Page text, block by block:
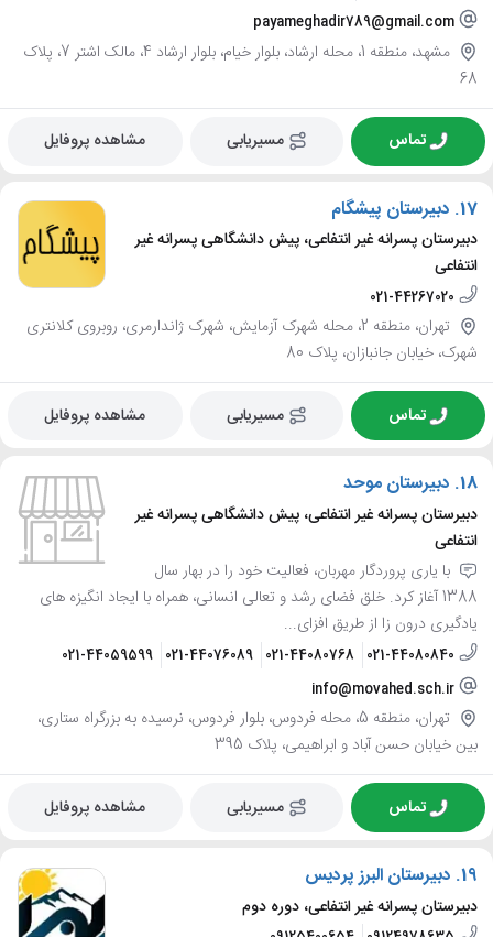
payameghadir789@gmail.com
مشهد، منطقه 1، محله ارشاد، بلوار خیام، بلوار ارشاد 4، مالک اشتر 7، پلاک
68
تماس مسیریابی مشاهده پروفایل
17. دبیرستان پیشگام
دبیرستان پسرانه غیر انتفاعی، پیش دانشگاهی پسرانه غیر
انتفاعی
021-44267020
تهران، منطقه 2، محله شهرک آزمایش، شهرک ژاندارمری، روبروی کلانتری
شهرک، خیابان جانبازان، پلاک 80
تماس مسیریابی مشاهده پروفایل
18. دبیرستان موحد
دبیرستان پسرانه غیر انتفاعی، پیش دانشگاهی پسرانه غیر
انتفاعی
با یاری پروردگار مهربان، فعالیت خود را در بهار سال
1388 آغاز کرد. خلق فضای رشد و تعالی انسانی، همراه با ایجاد انگیزه های
یادگیری درون زا از طریق افزای...
021-44080840
021-44080768
021-44076089
021-44059599
info@movahed.sch.ir
تهران، منطقه 5، محله فردوس، بلوار فردوس، نرسیده به بزرگراه ستاری،
بین خیابان حسن آباد و ابراهیمی، پلاک 395
تماس مسیریابی مشاهده پروفایل
19. دبیرستان البرز پردیس
دبیرستان پسرانه غیر انتفاعی، دوره دوم